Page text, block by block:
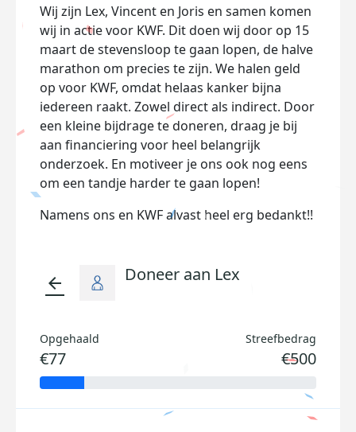
Wij zijn Lex, Vincent en Joris en samen komen
wij in actie voor KWF. Dit doen wij door op 15
maart de stevensloop te gaan lopen, de halve
marathon om precies te zijn. We halen geld
op voor KWF, omdat helaas kanker bijna
iedereen raakt. Zowel direct als indirect. Door
een kleine bijdrage te doneren, draag je bij
aan financiering voor heel belangrijk
onderzoek. En motiveer je ons ook nog eens
om een tandje harder te gaan lopen!
Namens ons en KWF alvast heel erg bedankt!!
arrow_back Doneer aan Lex
Opgehaald
€77
Streefbedrag
€500